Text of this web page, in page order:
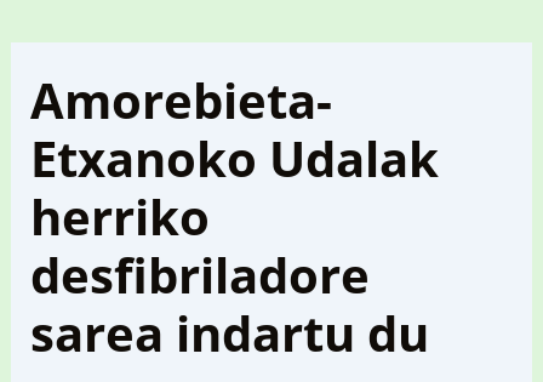
Amorebieta-
Etxanoko Udalak
herriko
desfibriladore
sarea indartu du